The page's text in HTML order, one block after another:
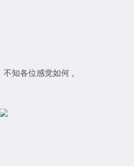
知各位感觉如何 。